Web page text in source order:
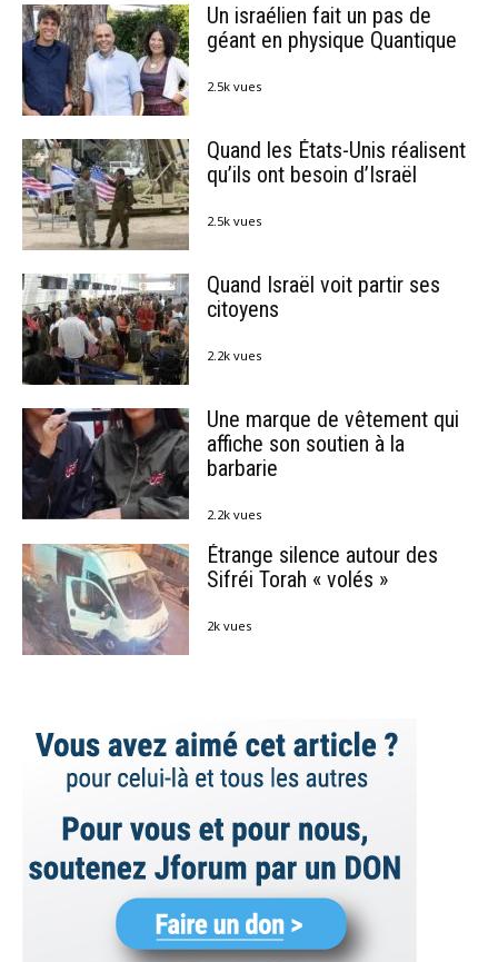
Un israélien fait un pas de
géant en physique Quantique
2.5k vues
Quand les États-Unis réalisent
qu’ils ont besoin d’Israël
2.5k vues
Quand Israël voit partir ses
citoyens
2.2k vues
Une marque de vêtement qui
affiche son soutien à la
barbarie
2.2k vues
Étrange silence autour des
Sifréi Torah « volés »
2k vues